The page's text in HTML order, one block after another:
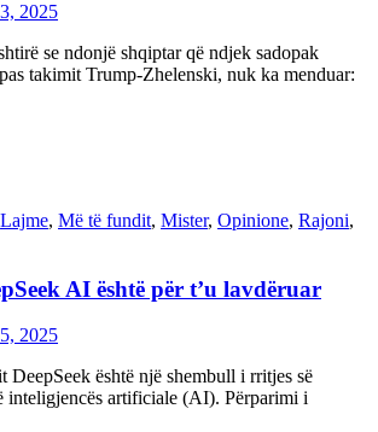
2025
se ndonjë shqiptar që ndjek sadopak
takimit Trump-Zhelenski, nuk ka menduar:
Lajme, Më të fundit, Mister, Opinione, Rajoni,
AI është për t’u lavdëruar
2025
DeepSeek është një shembull i rritjes së
inteligjencës artificiale (AI). Përparimi i